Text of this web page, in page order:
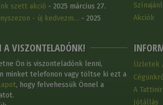
szett akció - 2025 március 27.
- új kedvezm… - 2025
A VISZONTELADÓNK!
Ön is viszonteladónk lenni,
minket telefonon vagy töltse ki ezt a
, hogy felvehessük Önnel a
Akciók
Üzletek
A
Jótállás